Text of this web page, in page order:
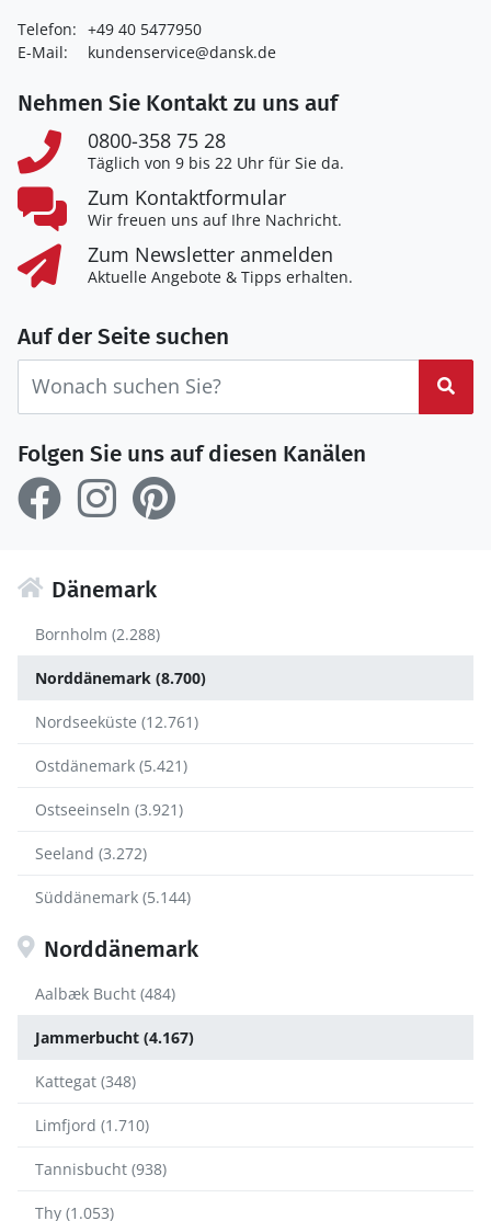
Telefon: +49 40 5477950
E-Mail:
kundenservice@dansk.de
Nehmen Sie Kontakt zu uns auf
0800-358 75 28
Täglich von 9 bis 22 Uhr für Sie da.
Zum Kontaktformular
Wir freuen uns auf Ihre Nachricht.
Zum Newsletter anmelden
Aktuelle Angebote & Tipps erhalten.
Auf der Seite suchen
Folgen Sie uns auf diesen Kanälen
Dänemark
Bornholm (2.288)
Norddänemark (8.700)
Nordseeküste (12.761)
Ostdänemark (5.421)
Ostseeinseln (3.921)
Seeland (3.272)
Süddänemark (5.144)
Norddänemark
Aalbæk Bucht (484)
Jammerbucht (4.167)
Kattegat (348)
Limfjord (1.710)
Tannisbucht (938)
Thy (1.053)